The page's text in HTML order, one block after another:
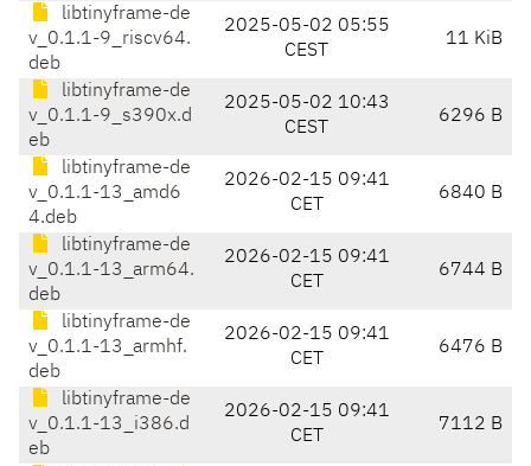
libtinyframe-de
v_0.1.1-9_riscv64.
deb
2025-05-02 05:55
CEST
11 KiB
libtinyframe-de
v_0.1.1-9_s390x.d
eb
2025-05-02 10:43
CEST
6296 B
libtinyframe-de
v_0.1.1-13_amd6
4.deb
2026-02-15 09:41
CET
6840 B
libtinyframe-de
v_0.1.1-13_arm64.
deb
2026-02-15 09:41
CET
6744 B
libtinyframe-de
v_0.1.1-13_armhf.
deb
2026-02-15 09:41
CET
6476 B
libtinyframe-de
v_0.1.1-13_i386.d
eb
2026-02-15 09:41
CET
7112 B